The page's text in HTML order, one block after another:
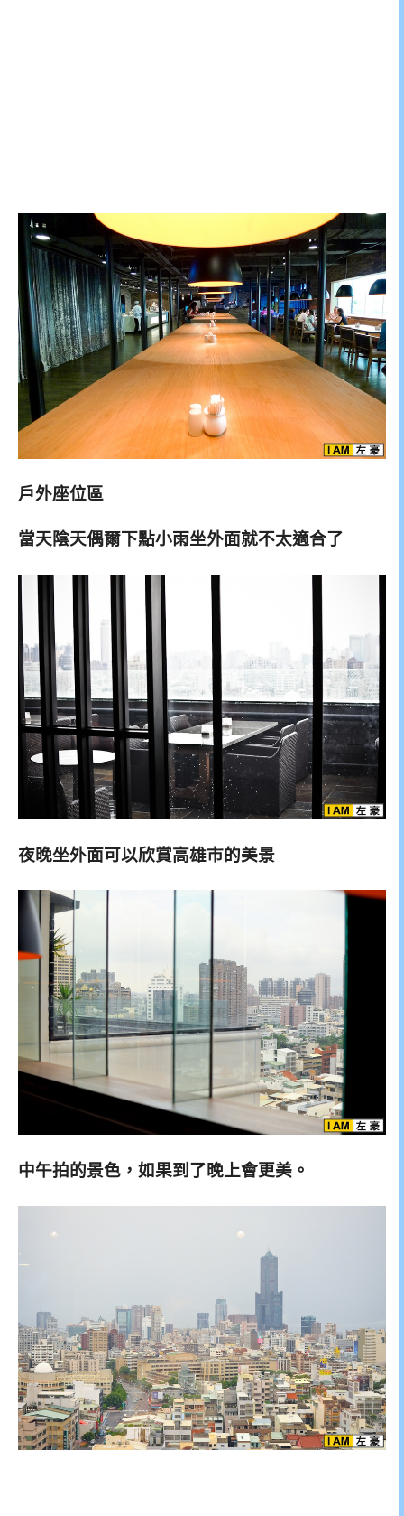
戶外座位區
當天陰天偶爾下點小雨坐外面就不太適合了
夜晚坐外面可以欣賞高雄市的美景
中午拍的景色，如果到了晚上會更美。